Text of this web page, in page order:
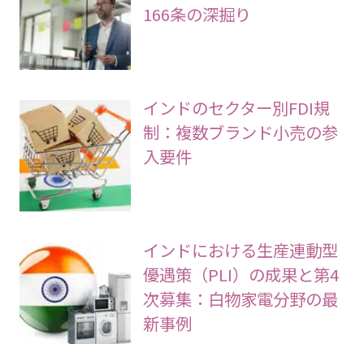
166条の深掘り
インドのセクター別FDI規
制：複数ブランド小売の参
入要件
インドにおける生産連動型
優遇策（PLI）の成果と第4
次募集：白物家電分野の最
新事例